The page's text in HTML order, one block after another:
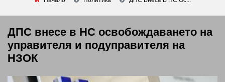
ДПС внесе в НС освобождаването на
управителя и подуправителя на
НЗОК